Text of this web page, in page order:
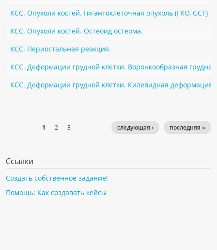
КСС. Опухоли костей. Гигантоклеточная опухоль (ГКО, GCT)
КСС. Опухоли костей. Остеоид остеома.
КСС. Периостальная реакция.
КСС. Деформации грудной клетки. Воронкообразная
КСС. Деформации грудной клетки. Килевидная деформация
1 2 3 последняя »
следующая ›
Ссылки
Создать собственное задание!
Помощь: Как создавать кейсы